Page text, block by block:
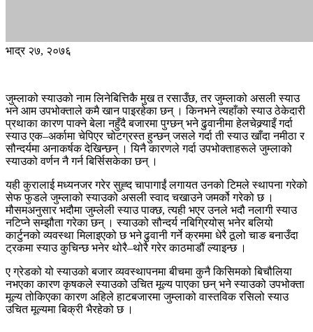
भाद्र २७, २०७६
जुम्लाको स्याउको नाम लिनेबित्तिकै मुख त रसाउँछ, तर जुम्लाको असली स्याउ
भने आम उपभोक्ताले कमै खान पाइरहेका छन् । किनभने त्यहाँको स्याउ ठेकेदारी
प्रथाका कारण पाक्ने बेला नहुँदै बजारमा पुग्छन् भने ढुवानीमा हेलचेक्र्याइँ गर्दा
स्याउ एक–अर्कामा चेपिएर चोटग्रस्त हुन्छन् जसले गर्दा ती स्याउ खाँदा नमीठा र
सौन्दर्यमा अनाकर्षक देखिन्छन् । यिनै कारणले गर्दा उपभोक्ताहरूले जुम्लाको
स्याउको वर्णन नै गर्न बिर्सिसकेका छन् ।
यही कुरालाई मध्यनजर गरेर सुह्द चापागाईं लगायत उनको टिमले स्थापना गरेको
सेफ फुडले जुम्लाको स्याउको असली स्वाद चखाउने जमर्को गरेको छ ।
मौसमअनुसार भदौमा जुम्लेली स्याउ पाक्छ, त्यही भएर उनले भदौ नलागी स्याउ
नटिप्ने सम्झौता गरेका छन् । स्याउको सौन्दर्य नबिग्रियोस् भनेर बलियो
कार्टुनको व्यवस्था मिलाइएको छ भने ढुवानी गर्ने क्रममा धेरै ठूलो चाङ बनाउँदा
ट्रकमा स्याउ कुचिन्छ भनेर थोरै–थोरै गरेर काठमाडौं ल्याइन्छ ।
ए ग्रेडको यो स्याउको बजार व्यवस्थापनमा बीचमा कुनै किसिमको बिचौलिया
नभएका कारण कृषकले स्याउको उचित मूल्य पाएका छन् भने स्याउको उपभोक्ता
मूल्य तोकिएका कारण अहिले हाटबजारमा जुम्लाको वास्तविक रसिलो स्याउ
उचित मूल्यमा बिक्री भैरहेको छ ।